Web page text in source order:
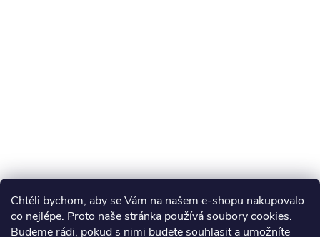
Chtěli bychom, aby se Vám na našem e-shopu nakupovalo
co nejlépe. Proto naše stránka používá soubory cookies.
Budeme rádi, pokud s nimi budete souhlasit a umožníte